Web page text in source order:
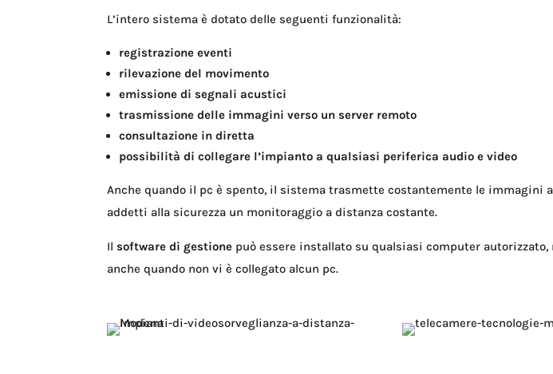
L’intero sistema è dotato delle seguenti funzionalità:
registrazione eventi
rilevazione del movimento
emissione di segnali acustici
trasmissione delle immagini verso un server remoto
consultazione in diretta
possibilità di collegare l’impianto a qualsiasi periferica audio e video
Anche quando il pc è spento, il sistema trasmette costantemente le immagini
addetti alla sicurezza un monitoraggio a distanza costante.
Ilsoftware di gestione può essere installato su qualsiasi computer
anche quando non vi è collegato alcun pc.